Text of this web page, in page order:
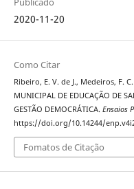
2020-11-20
Como Citar
Ribeiro, E. V. de J., Medeiros, F.
MUNICIPAL DE EDUCAÇÃO DE
GESTÃO DEMOCRÁTICA. Ensaios
https://doi.org/10.14244/
Fomatos de Citação